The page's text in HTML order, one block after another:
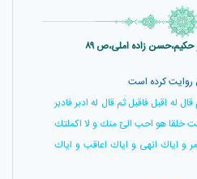
زاده املی،ص ۸۹
روايت كرده است
له اقبل فاقبل ثم قال له ادبر فادبر
خلقا هو احب الىّ منك و لا اكملتك
و اياك انهى و اياك اعاقب و اياك